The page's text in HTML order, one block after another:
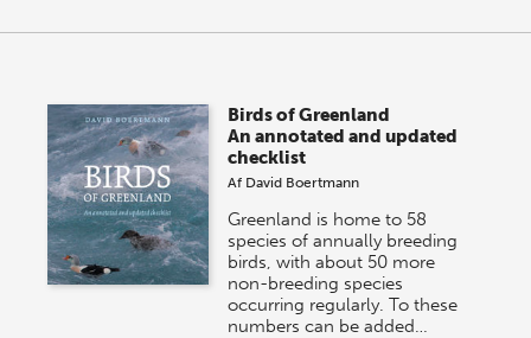
Birds of Greenland
An annotated and updated
checklist
Af David Boertmann
Greenland is home to 58
species of annually breeding
birds, with about 50 more
non-breeding species
occurring regularly. To these
numbers can be added…